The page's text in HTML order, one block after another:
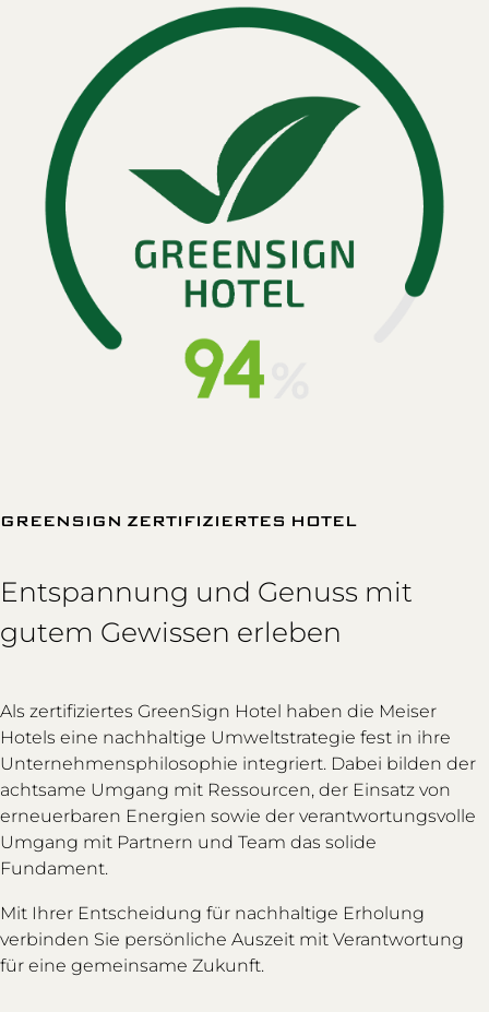
GREENSIGN ZERTIFIZIERTES HOTEL
Entspannung und Genuss mit
gutem Gewissen erleben
Als zertifiziertes GreenSign Hotel haben die Meiser
Hotels eine nachhaltige Umweltstrategie fest in ihre
Unternehmensphilosophie integriert. Dabei bilden der
achtsame Umgang mit Ressourcen, der Einsatz von
erneuerbaren Energien sowie der verantwortungsvolle
Umgang mit Partnern und Team das solide
Fundament.
Mit Ihrer Entscheidung für nachhaltige Erholung
verbinden Sie persönliche Auszeit mit Verantwortung
für eine gemeinsame Zukunft.